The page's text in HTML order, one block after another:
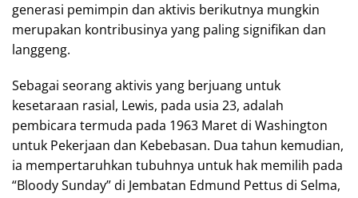
generasi pemimpin dan aktivis berikutnya mungkin
merupakan kontribusinya yang paling signifikan dan
langgeng.
Sebagai seorang aktivis yang berjuang untuk
kesetaraan rasial, Lewis, pada usia 23, adalah
pembicara termuda pada 1963 Maret di Washington
untuk Pekerjaan dan Kebebasan. Dua tahun kemudian,
ia mempertaruhkan tubuhnya untuk hak memilih pada
“Bloody Sunday” di Jembatan Edmund Pettus di Selma,